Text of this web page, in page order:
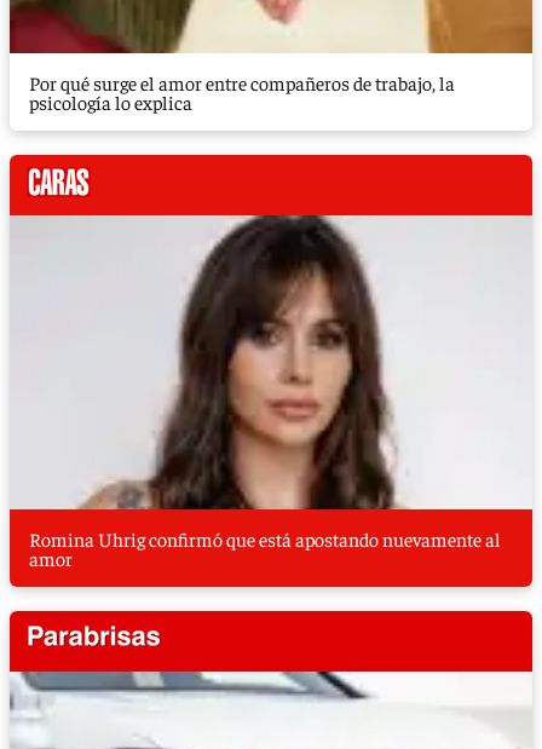
Por qué surge el amor entre compañeros de trabajo, la
psicología lo explica
Romina Uhrig confirmó que está apostando nuevamente al
amor